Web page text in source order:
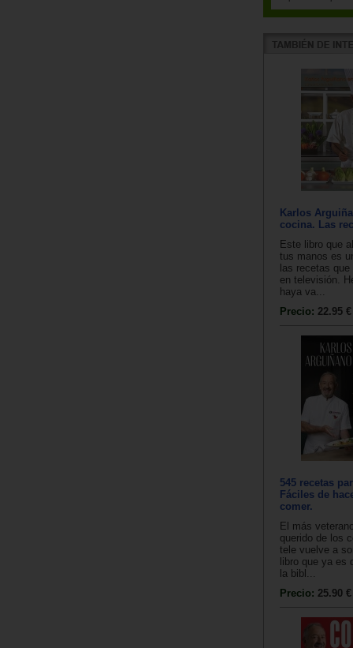
Karlos
cocina. Las
Este libro que
tus manos es
las recetas
en televisión.
haya va...
Precio: 22.95 €
545 recetas
Fáciles de
comer.
El más
querido de los
tele vuelve a
libro que ya es
la bibl...
Precio: 25.90 €